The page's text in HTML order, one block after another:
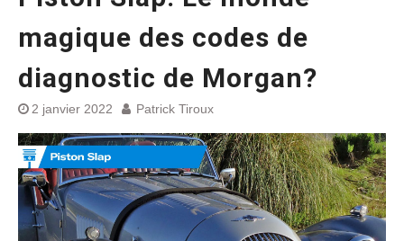
magique des codes de
diagnostic de Morgan?
2 janvier 2022 Patrick Tiroux